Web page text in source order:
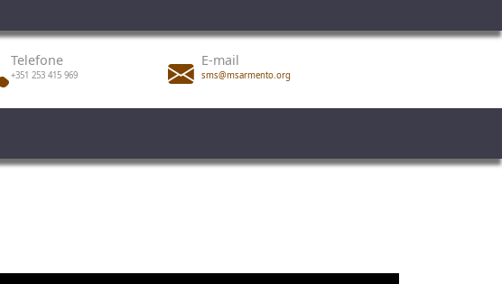
Telefone
+351 253 415 969
E-mail
sms@msarmento.org